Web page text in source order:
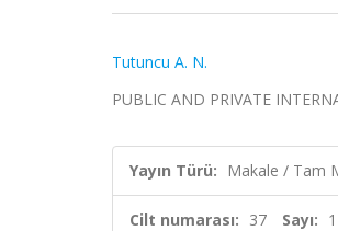
Tutuncu A. N.
PUBLIC AND PRIVATE
Yayın Türü: Makale / Tam
Cilt numarası: 37 Sayı: 1